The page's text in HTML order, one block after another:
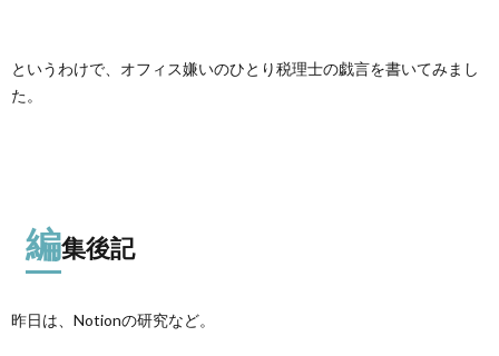
というわけで、オフィス嫌いのひとり税理士の戯言を書いてみまし
た。
編集後記
昨日は、Notionの研究など。